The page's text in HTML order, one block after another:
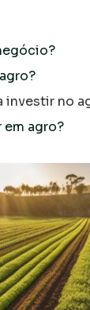
investir no
agro?